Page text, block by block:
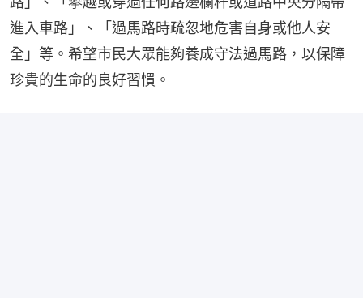
進入車路」、「過馬路時疏忽地危害自身或他人安
全」等。希望市民大眾能夠養成守法過馬路，以保障
珍貴的生命的良好習慣。